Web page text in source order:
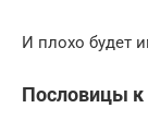
И плохо будет
Пословицы к